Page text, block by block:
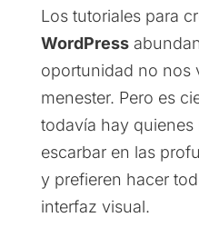
Los tutoriales para
WordPress
oportunidad no nos
menester. Pero es
todavía hay quienes
escarbar en las
y prefieren hacer
interfaz visual.